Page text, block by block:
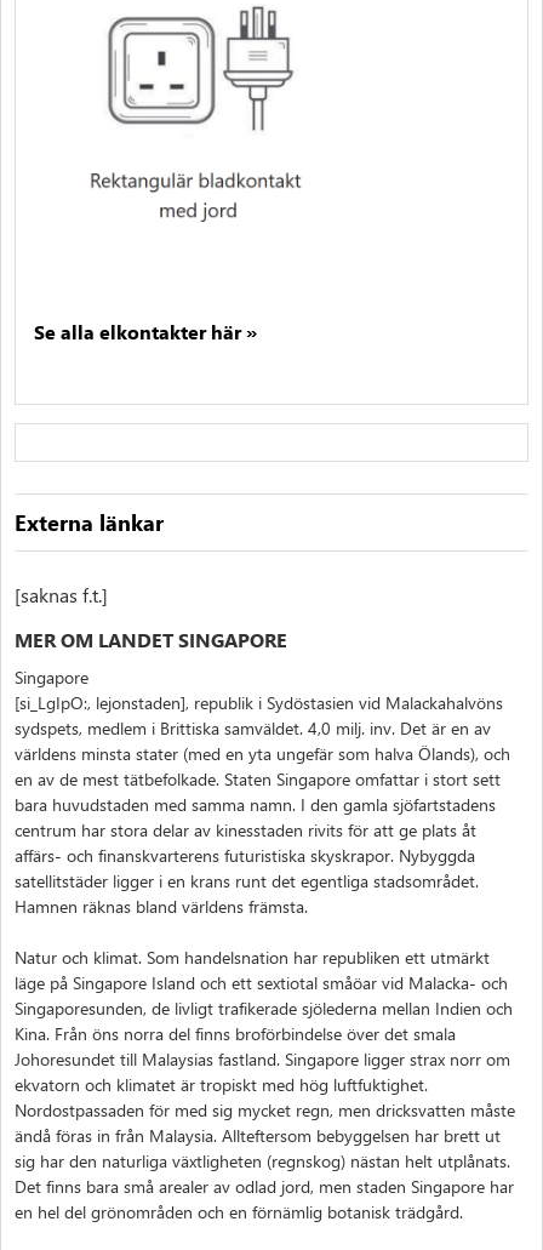
Se alla elkontakter här »
Externa länkar
[saknas f.t.]
MER OM LANDET SINGAPORE
Singapore
[si_LgIpO:, lejonstaden], republik i Sydöstasien vid Malackahalvöns
sydspets, medlem i Brittiska samväldet. 4,0 milj. inv. Det är en av
världens minsta stater (med en yta ungefär som halva Ölands), och
en av de mest tätbefolkade. Staten Singapore omfattar i stort sett
bara huvudstaden med samma namn. I den gamla sjöfartstadens
centrum har stora delar av kinesstaden rivits för att ge plats åt
affärs- och finanskvarterens futuristiska skyskrapor. Nybyggda
satellitstäder ligger i en krans runt det egentliga stadsområdet.
Hamnen räknas bland världens främsta.
Natur och klimat. Som handelsnation har republiken ett utmärkt
läge på Singapore Island och ett sextiotal småöar vid Malacka- och
Singaporesunden, de livligt trafikerade sjölederna mellan Indien och
Kina. Från öns norra del finns broförbindelse över det smala
Johoresundet till Malaysias fastland. Singapore ligger strax norr om
ekvatorn och klimatet är tropiskt med hög luftfuktighet.
Nordostpassaden för med sig mycket regn, men dricksvatten måste
ändå föras in från Malaysia. Allteftersom bebyggelsen har brett ut
sig har den naturliga växtligheten (regnskog) nästan helt utplånats.
Det finns bara små arealer av odlad jord, men staden Singapore har
en hel del grönområden och en förnämlig botanisk trädgård.